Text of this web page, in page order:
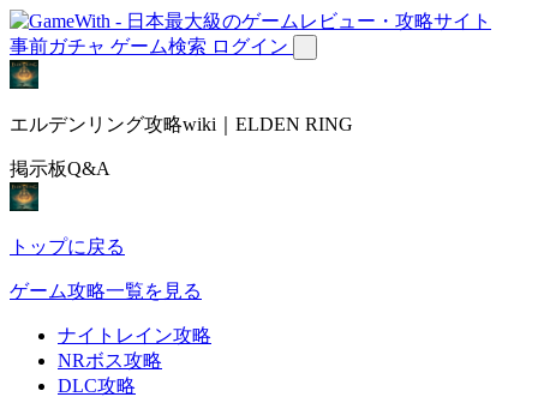
事前ガチャ ゲーム検索 ログイン
エルデンリング攻略wiki｜ELDEN RING
掲示板Q&A
トップに戻る
ゲーム攻略一覧を見る
ナイトレイン攻略
NRボス攻略
DLC攻略